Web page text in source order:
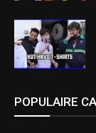
POPULAIRE